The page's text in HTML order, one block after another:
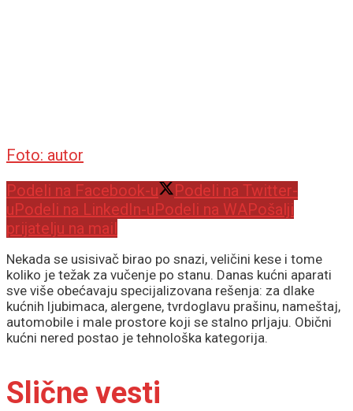
Foto: autor
Podeli na Facebook-u
Podeli na Twitter-
uPodeli na LinkedIn-uPodeli na WAPošalji
prijatelju na mail
Nekada se usisivač birao po snazi, veličini kese i tome
koliko je težak za vučenje po stanu. Danas kućni aparati
sve više obećavaju specijalizovana rešenja: za dlake
kućnih ljubimaca, alergene, tvrdoglavu prašinu, nameštaj,
automobile i male prostore koji se stalno prljaju. Obični
kućni nered postao je tehnološka kategorija.
Slične vesti